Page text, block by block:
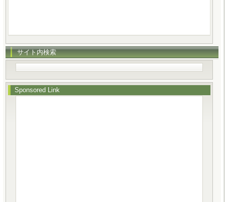
サイト内検索
Sponsored Link